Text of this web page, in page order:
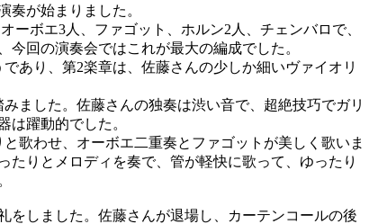
奏が始まりました。
ーボエ3人、ファゴット、ホルン2人、チェンバロで、
回の演奏会ではこれが最大の編成でした。
あり、第2楽章は、佐藤さんの少しか細いヴァイオリ
ました。佐藤さんの独奏は渋い音で、超絶技巧でガリ
は躍動的でした。
歌わせ、オーボエ二重奏とファゴットが美しく歌いま
たりとメロディを奏で、管が軽快に歌って、ゆったり
しました。佐藤さんが退場し、カーテンコールの後